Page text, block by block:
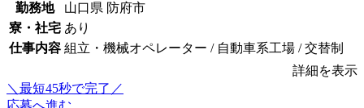
勤務地
山口県 防府市
寮・社宅 あり
仕事内容 組立・機械オペレーター / 自動車系工場 / 交替制
詳細を表示
＼最短45秒で完了／